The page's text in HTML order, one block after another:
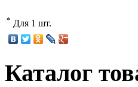
* Для 1 шт.
Каталог